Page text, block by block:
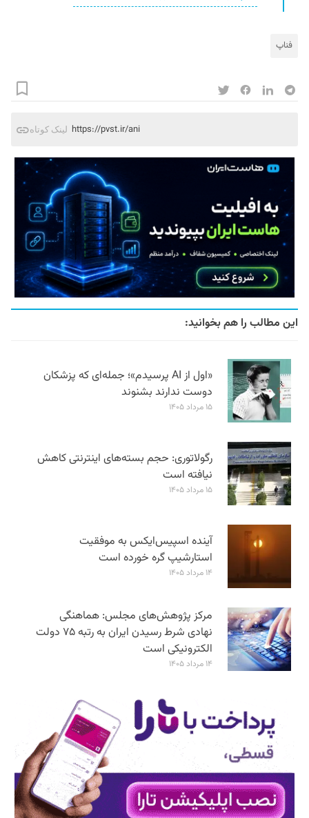
فناپ
لینک کوتاه https://pvst.ir/ani
این مطالب را هم بخوانید:
«اول از AI پرسیدم»؛ جمله‌ای که پزشکان
دوست ندارند بشنوند
۱۵ مرداد ۱۴۰۵
رگولاتوری: حجم بسته‌های اینترنتی کاهش
نیافته است
۱۵ مرداد ۱۴۰۵
آینده اسپیس‌ایکس به موفقیت
استارشیپ گره خورده است
۱۴ مرداد ۱۴۰۵
مرکز پژوهش‌های مجلس: هماهنگی
نهادی شرط رسیدن ایران به رتبه ۷۵ دولت
الکترونیکی است
۱۴ مرداد ۱۴۰۵